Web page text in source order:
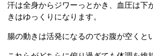
汗は全身からジワーっとかき
、血圧は下
きはゆっくりになります。
腸の動きは活発になるのでお腹が空くと